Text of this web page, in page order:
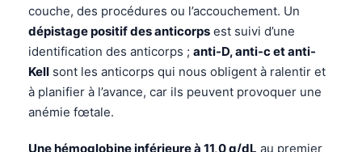
couche, des procédures ou l’accouchement. Un
dépistage positif des anticorps est suivi d’une
identification des anticorps ; anti-D, anti-c et anti-
Kell sont les anticorps qui nous obligent à ralentir et
à planifier à l’avance, car ils peuvent provoquer une
anémie fœtale.
Une hémoglobine inférieure à 11,0 g/dL au premier